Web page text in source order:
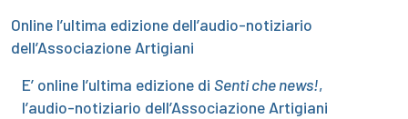
Online l’ultima edizione dell’audio-notiziario
dell’Associazione Artigiani
E’ online l’ultima edizione di Senti che news!,
l’audio-notiziario dell’Associazione Artigiani